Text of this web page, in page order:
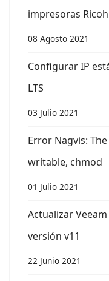
impresoras Ricoh
08 Agosto 2021
Configurar IP
LTS
03 Julio 2021
Error Nagvis:
writable, chmod
01 Julio 2021
Actualizar
versión v11
22 Junio 2021